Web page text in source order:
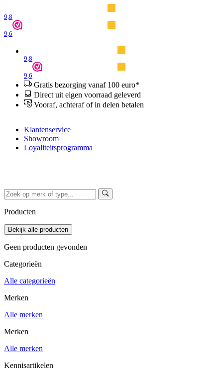
9,8
9,6
9,8
9,6
Gratis bezorging vanaf 100 euro*
Direct uit eigen voorraad geleverd
Vooraf, achteraf of in delen betalen
Klantenservice
Showroom
Loyaliteitsprogramma
Producten
Geen producten gevonden
Categorieën
Alle categorieën
Merken
Alle merken
Merken
Alle merken
Kennisartikelen